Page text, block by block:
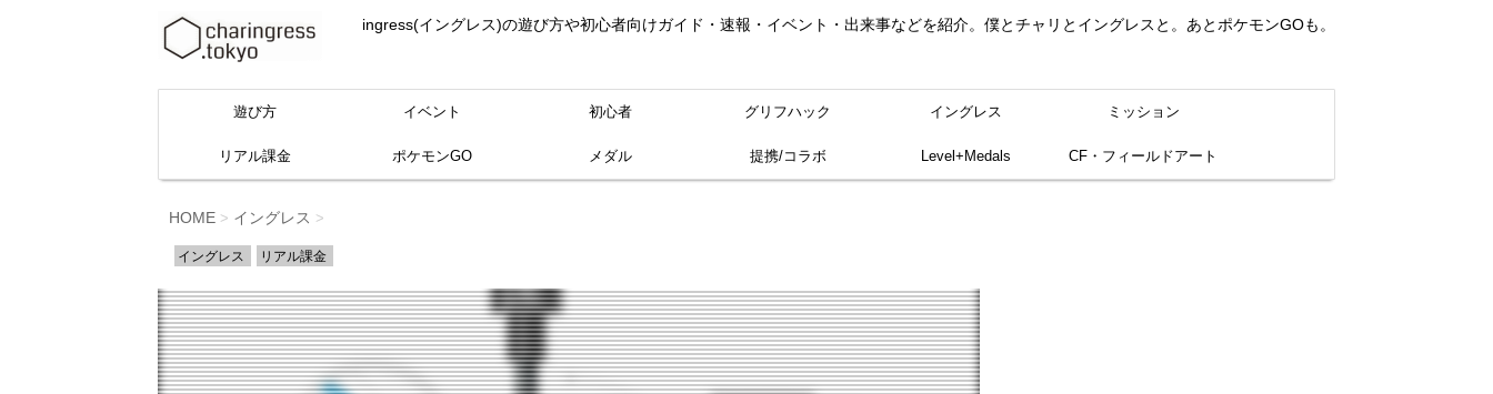
ingress(イングレス)の遊び方や初心者向けガイド・速報・イベント・出来事などを紹介。僕とチャリとイングレスと。あとポケモンGOも。
遊び方 イベント 初心者 グリフハック イングレス ミッション
リアル課金 ポケモンGO メダル 提携/コラボ Level+Medals CF・フィールドアート
HOME > イングレス >
イングレス リアル課金